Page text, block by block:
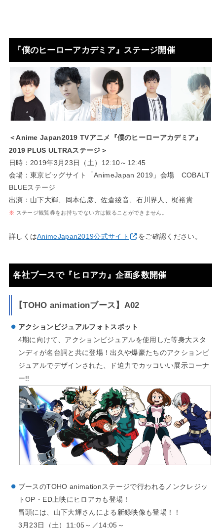
『僕のヒーローアカデミア』ステージ開催
＜Anime Japan2019 TVアニメ『僕のヒーローアカデミア』
2019 PLUS ULTRAステージ＞
日時：2019年3月23日（土）12:10～12:45
会場：東京ビッグサイト「AnimeJapan 2019」会場 COBALT
BLUEステージ
出演：山下大輝、岡本信彦、佐倉綾音、石川界人、梶裕貴
※ ステージ観覧券をお持ちでない方は観ることができません。
詳しくはAnimeJapan2019公式サイト をご確認ください。
各社ブースで『ヒロアカ』企画多数開催
【TOHO animationブース】A02
アクションビジュアルフォトスポット
4期に向けて、アクションビジュアルを使用した等身大スタ
ンディが名台詞と共に登場！出久や爆豪たちのアクションビ
ジュアルでデザインされた、ド迫力でカッコいい展示コーナ
ー!!
ブースのTOHO animationステージで行われるノンクレジッ
トOP・ED上映にヒロアカも登場！
冒頭には、山下大輝さんによる新録映像も登場！！
3月23日（土）11:05～／14:05～